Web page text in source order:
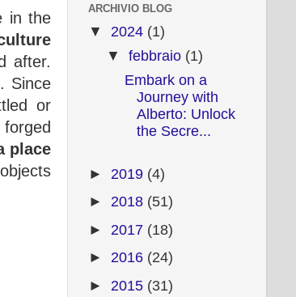
in the
after.
Since
or
place
ARCHIVIO BLOG
▼ 2024 (1)
▼ febbraio (1)
Embark on a
Journey with
Alberto: Unlock
the Secre...
► 2019 (4)
► 2018 (51)
► 2017 (18)
► 2016 (24)
► 2015 (31)